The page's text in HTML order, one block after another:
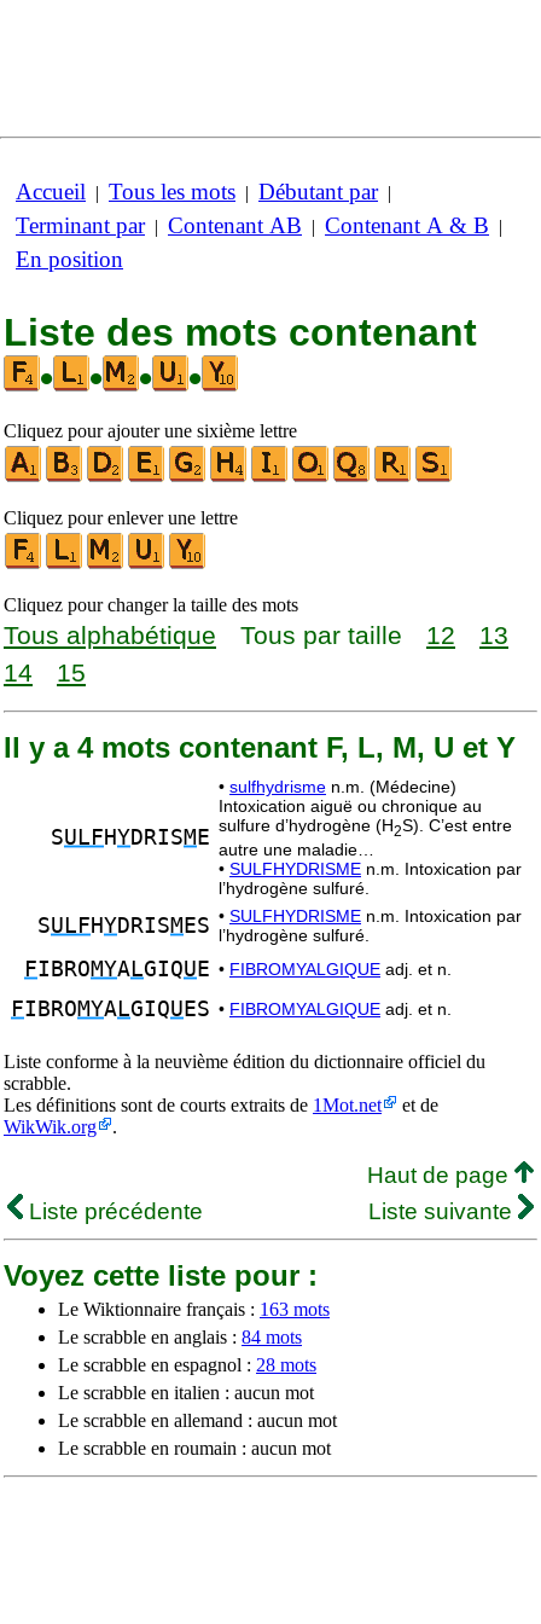
Accueil | Tous les mots | Débutant par|
Terminant par| Contenant AB | Contenant A & B |
En position
Liste des mots contenant
•
• • •
Cliquez pour ajouter une sixième lettre
Cliquez pour enlever une lettre
Cliquez pour changer la taille des mots
Tous alphabétique Tous par taille 12
13
14
15
Il y a 4 mots contenant F, L, M, U et Y
SULF HYDRISM E
• sulfhydrisme n.m. (Médecine)
Intoxication aiguë ou chronique au
sulfure d’hydrogène (H2S). C’est entre
autre une maladie…
• SULFHYDRISME n.m. Intoxication par
l’hydrogène sulfuré.
SULF HYDRISM ES • SULFHYDRISME n.m. Intoxication par
l’hydrogène sulfuré.
FIBROMYALGIQU E • FIBROMYALGIQUE adj. et n.
FIBROMYALGIQU ES • FIBROMYALGIQUE adj. et n.
Liste conforme à la neuvième édition du dictionnaire officiel du
scrabble.
Les définitions sont de courts extraits de 1Mot.net
et de
WikWik.org
.
Haut de page
Liste précédente
Liste suivante
Voyez cette liste pour :
Le Wiktionnaire français : 163 mots
Le scrabble en anglais : 84 mots
Le scrabble en espagnol : 28 mots
Le scrabble en italien : aucun mot
Le scrabble en allemand : aucun mot
Le scrabble en roumain : aucun mot